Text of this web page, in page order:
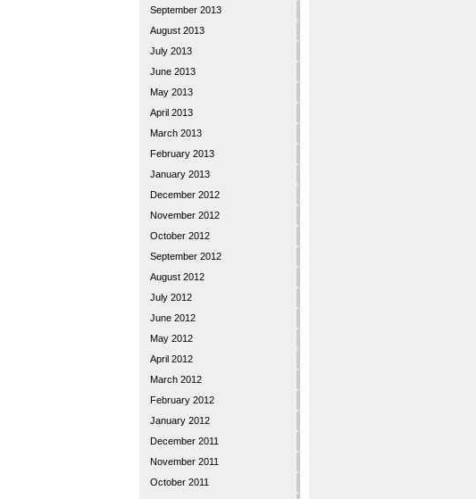
September 2013
August 2013
July 2013
June 2013
May 2013
April 2013
March 2013
February 2013
January 2013
December 2012
November 2012
October 2012
September 2012
August 2012
July 2012
June 2012
May 2012
April 2012
March 2012
February 2012
January 2012
December 2011
November 2011
October 2011